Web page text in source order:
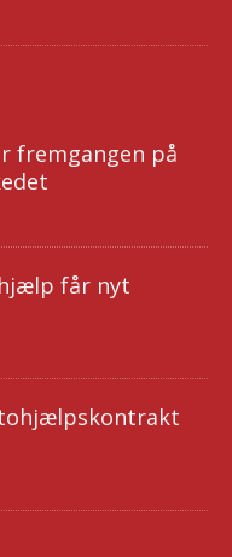
fremgangen på
får nyt